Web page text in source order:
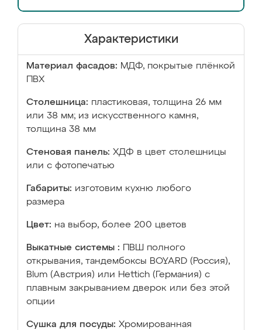
Характеристики
Материал фасадов: МДФ, покрытые плёнкой
ПВХ
Столешница: пластиковая, толщина 26 мм
или 38 мм; из искусственного камня,
толщина 38 мм
Стеновая панель: ХДФ в цвет столешницы
или с фотопечатью
Габариты: изготовим кухню любого
размера
Цвет: на выбор, более 200 цветов
Выкатные системы :
ПВШ полного
открывания, тандембоксы BOYARD (Россия),
Blum (Австрия) или Hettich (Германия) с
плавным закрыванием дверок или без этой
опции
Сушка для посуды: Хромированная